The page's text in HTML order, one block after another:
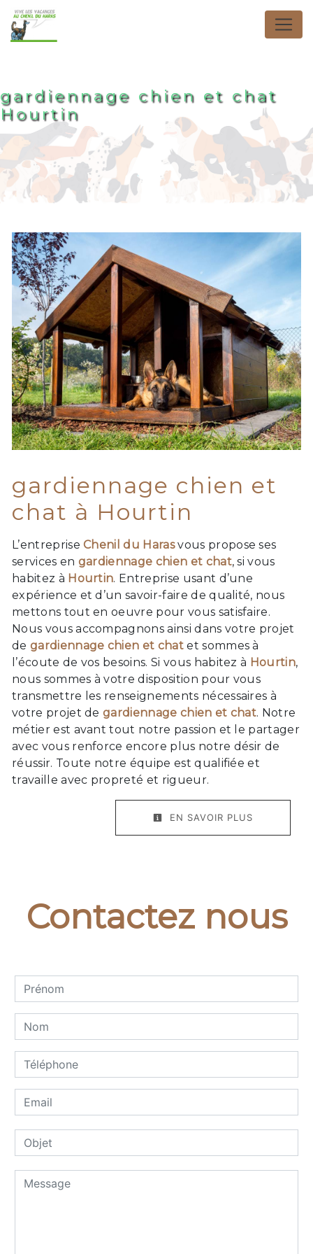
Panneau de gestion des cookies
gardiennage chien et chat
Hourtin
gardiennage chien et
chat à Hourtin
L’entrepriseChenil du Harasvous propose ses
services en gardiennage chien et chat, si vous
habitez à Hourtin. Entreprise usant d’une
expérience et d’un savoir-faire de qualité, nous
mettons tout en oeuvre pour vous satisfaire.
Nous vous accompagnons ainsi dans votre projet
de gardiennage chien et chatet sommes à
l’écoute de vos besoins. Si vous habitez à Hourtin,
nous sommes à votre disposition pour vous
transmettre les renseignements nécessaires à
votre projet degardiennage chien et chat. Notre
métier est avant tout notre passion et le partager
avec vous renforce encore plus notre désir de
réussir. Toute notre équipe est qualifiée et
travaille avec propreté et rigueur.
EN SAVOIR PLUS
Contactez nous